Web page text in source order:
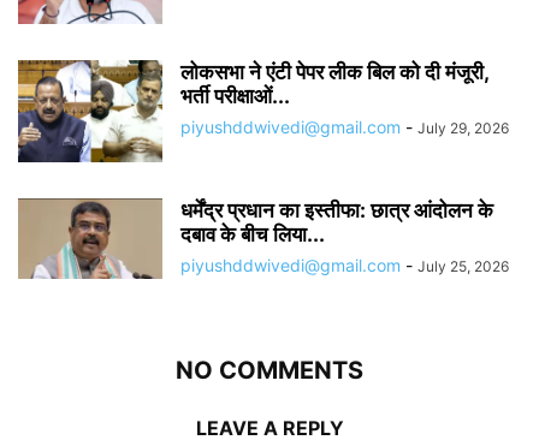
लोकसभा ने एंटी पेपर लीक बिल को दी मंजूरी,
भर्ती परीक्षाओं...
piyushddwivedi@gmail.com - July 29, 2026
धर्मेंद्र प्रधान का इस्तीफा: छात्र आंदोलन के
दबाव के बीच लिया...
piyushddwivedi@gmail.com - July 25, 2026
NO COMMENTS
LEAVE A REPLY